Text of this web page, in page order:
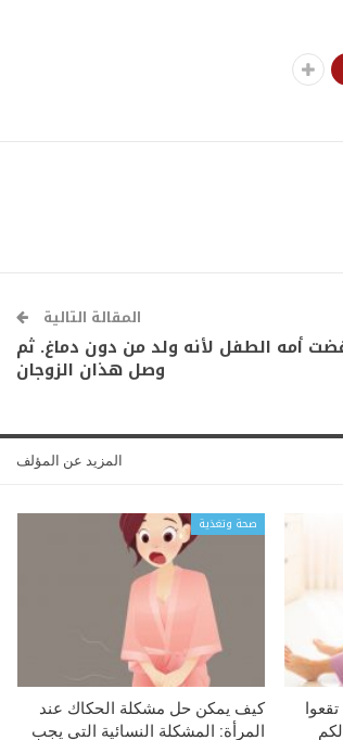
المقالة التالية
أمه الطفل لأنه ولد من دون دماغ. ثم
وصل هذان الزوجان
المزيد عن المؤلف
صحة وتغذية
كيف يمكن حل مشكلة الحكاك عند
المرأة: المشكلة النسائية التي يجب